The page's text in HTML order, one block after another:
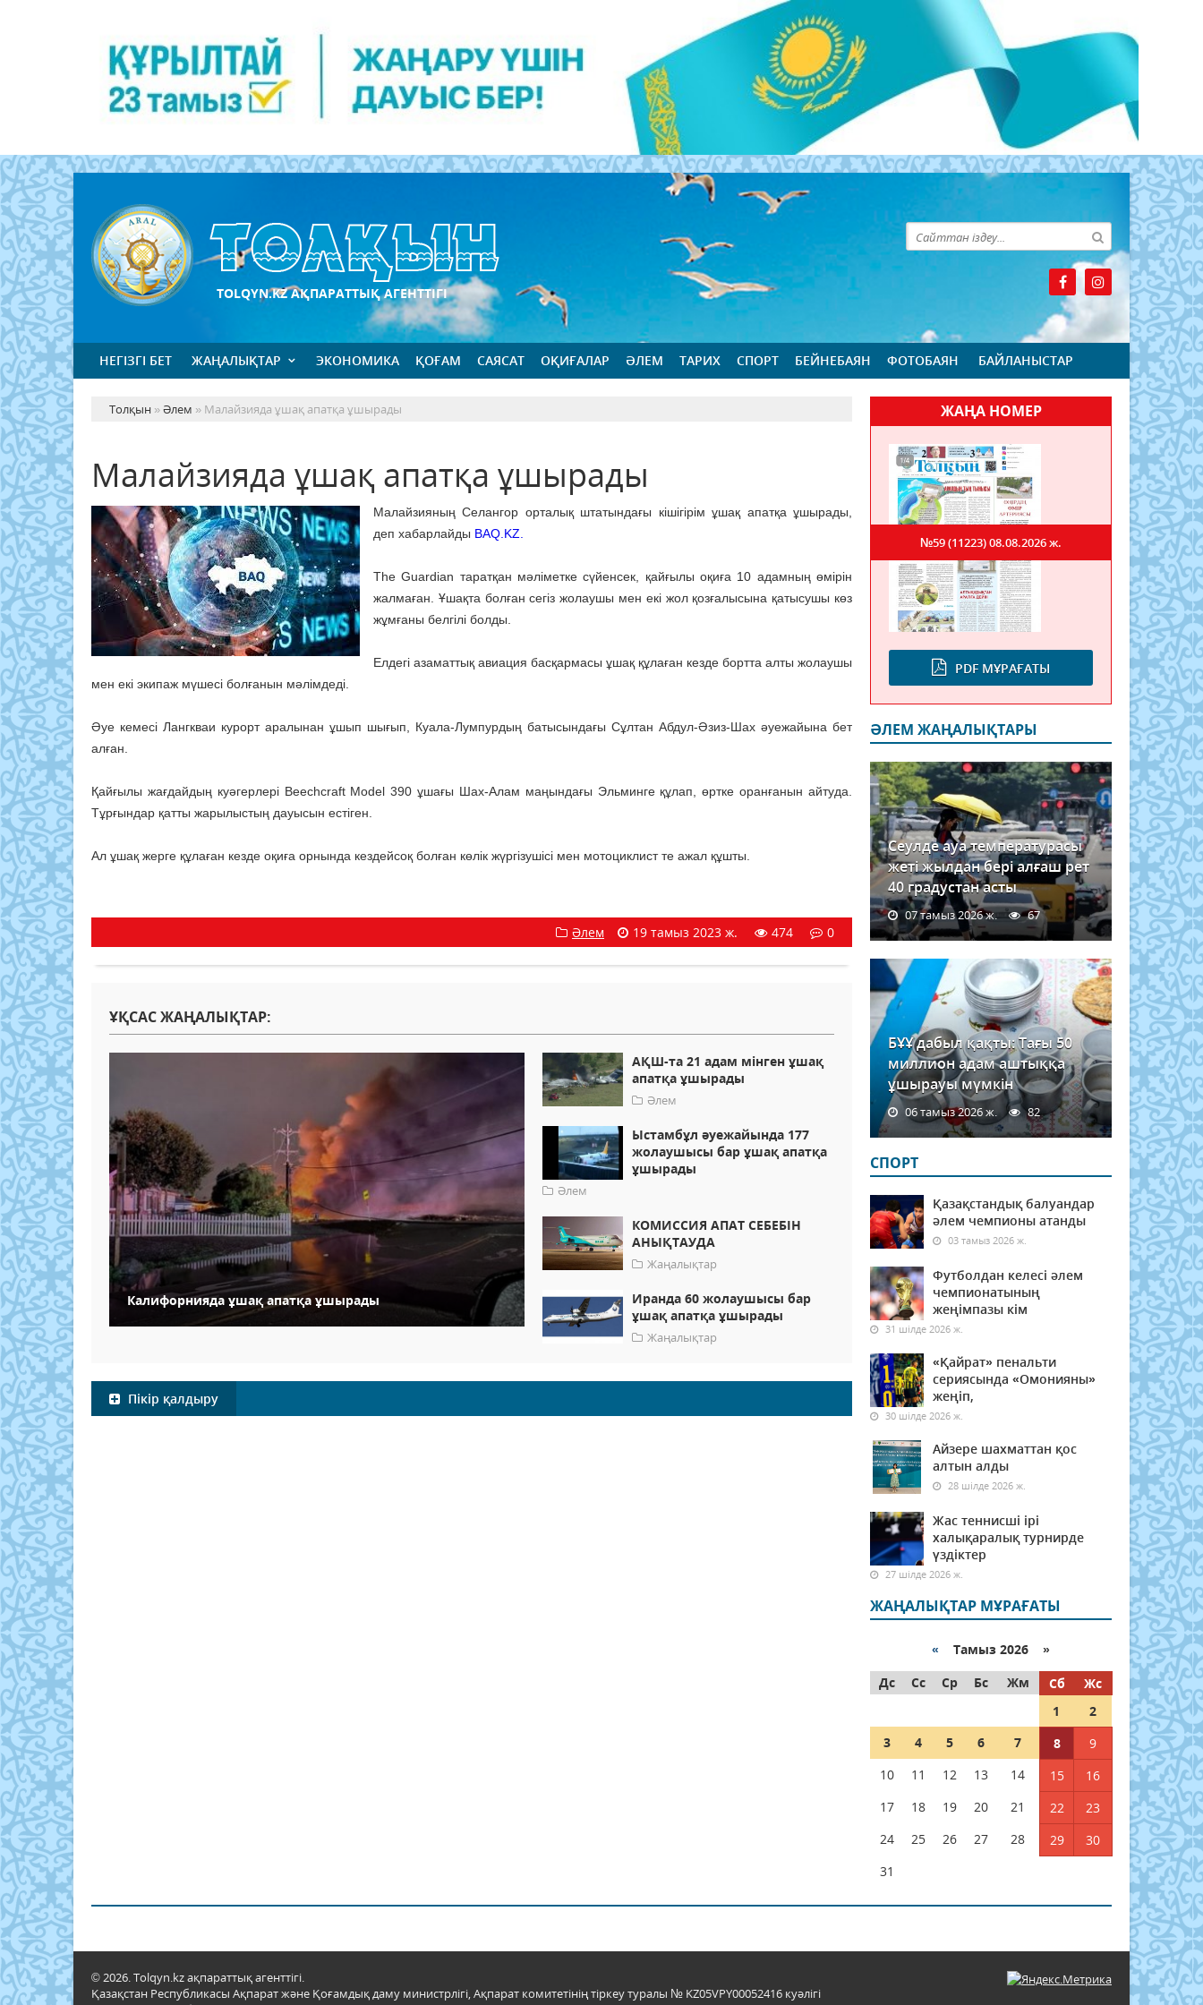
TOLQYN.KZ АҚПАРАТТЫҚ АГЕНТТІГІ
НЕГІЗГІ БЕТ ЖАҢАЛЫҚТАР ЭКОНОМИКА ҚОҒАМ САЯСАТ ОҚИҒАЛАР ӘЛЕМ ТАРИХ СПОРТ БЕЙНЕБАЯН ФОТОБАЯН БАЙЛАНЫСТАР
Толқын »Әлем » Малайзияда ұшақ апатқа ұшырады
Малайзияда ұшақ апатқа ұшырады
Малайзияның Селангор орталық штатындағы кішігірім ұшақ апатқа ұшырады,
деп хабарлайды BAQ.KZ.
The Guardian таратқан мәліметке сүйенсек, қайғылы оқиға 10 адамның өмірін
жалмаған. Ұшақта болған сегіз жолаушы мен екі жол қозғалысына қатысушы көз
жұмғаны белгілі болды.
Елдегі азаматтық авиация басқармасы ұшақ құлаған кезде бортта алты жолаушы
мен екі экипаж мүшесі болғанын мәлімдеді.
Әуе кемесі Лангкваи курорт аралынан ұшып шығып, Куала-Лумпурдың батысындағы Сұлтан Абдул-Әзиз-Шах әуежайына бет
алған.
Қайғылы жағдайдың куәгерлері Beechcraft Model 390 ұшағы Шах-Алам маңындағы Эльминге құлап, өртке оранғанын айтуда.
Тұрғындар қатты жарылыстың дауысын естіген.
Ал ұшақ жерге құлаған кезде оқиға орнында кездейсоқ болған көлік жүргізушісі мен мотоциклист те ажал құшты.
Әлем 19 тамыз 2023 ж. 474 0
ҰҚСАС ЖАҢАЛЫҚТАР:
Калифорнияда ұшақ апатқа ұшырады
АҚШ-та 21 адам мінген ұшақ
апатқа ұшырады
Әлем
Ыстамбұл әуежайында 177
жолаушысы бар ұшақ апатқа
ұшырады
Әлем
КОМИССИЯ АПАТ СЕБЕБІН
АНЫҚТАУДА
Жаңалықтар
Иранда 60 жолаушысы бар
ұшақ апатқа ұшырады
Жаңалықтар
Пікір қалдыру
ЖАҢА НОМЕР
PDF МҰРАҒАТЫ
№59 (11223)08.08.2026 ж.
ӘЛЕМ ЖАҢАЛЫҚТАРЫ
Сеулде ауа температурасы
жеті жылдан бері алғаш рет
40 градустан асты
07 тамыз 2026 ж. 67
БҰҰ дабыл қақты: Тағы 50
миллион адам аштыққа
ұшырауы мүмкін
06 тамыз 2026 ж. 82
СПОРТ
Қазақстандық балуандар
әлем чемпионы атанды
03 тамыз 2026 ж.
Футболдан келесі әлем
чемпионатының
жеңімпазы кім
31 шілде 2026 ж.
«Қайрат» пенальти
сериясында «Омонияны»
жеңіп,
30 шілде 2026 ж.
Айзере шахматтан қос
алтын алды
28 шілде 2026 ж.
Жас теннисші ірі
халықаралық турнирде
үздіктер
27 шілде 2026 ж.
ЖАҢАЛЫҚТАР МҰРАҒАТЫ
« Тамыз 2026 »
Дс
Сс Ср Бс Жм Сб
Жс
1
2
3
4 5 6 7 8
9
10
11 12 13 14 15
16
17
18 19 20 21 22
23
24
25 26 27 28 29
30
31
© 2026. Tolqyn.kz ақпараттық агенттігі.
Қазақстан Республикасы Ақпарат және Қоғамдық даму министрлігі, Ақпарат комитетінің тіркеу туралы № KZ05VPY00052416 куәлігі